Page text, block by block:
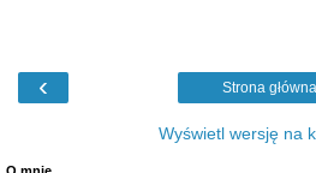
‹ Strona główna
Wyświetl wersję na